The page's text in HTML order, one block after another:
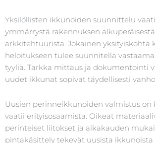
Yksilöllisten ikkunoiden suunnittelu
ymmärrystä rakennuksen alkuperäisestä
arkkitehtuurista. Jokainen yksityiskohta
heloitukseen tulee suunnitella
tyyliä. Tarkka mittaus ja dokumentointi
uudet ikkunat sopivat täydellisesti
Uusien perinneikkunoiden valmistus on
vaatii erityisosaamista. Oikeat
perinteiset liitokset ja aikakauden
pintakäsittely tekevät uusista ikkunoista